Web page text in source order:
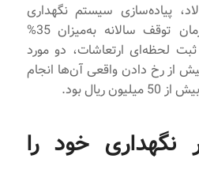
پیاده‌سازی سیستم نگهداری
هوشمند سبب شد تا زمان توقف سالانه به‌میزان 35%
لحظه‌ای ارتعاشات، دو مورد
از رخ دادن واقعی آن‌ها انجام
بود.
نگهداری خود را